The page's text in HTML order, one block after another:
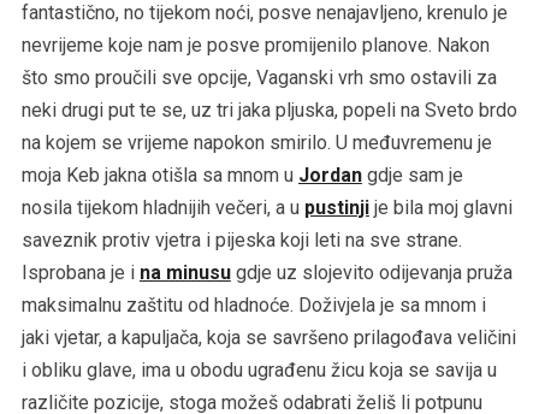
fantastično, no tijekom noći, posve nenajavljeno, krenulo je
nevrijeme koje nam je posve promijenilo planove. Nakon
što smo proučili sve opcije, Vaganski vrh smo ostavili za
neki drugi put te se, uz tri jaka pljuska, popeli na Sveto brdo
na kojem se vrijeme napokon smirilo. U međuvremenu je
moja Keb jakna otišla sa mnom u Jordangdje sam je
nosila tijekom hladnijih večeri, a u pustinjije bila moj glavni
saveznik protiv vjetra i pijeska koji leti na sve strane.
Isprobana je i na minusugdje uz slojevito odijevanja pruža
maksimalnu zaštitu od hladnoće. Doživjela je sa mnom i
jaki vjetar, a kapuljača, koja se savršeno prilagođava veličini
i obliku glave, ima u obodu ugrađenu žicu koja se savija u
različite pozicije, stoga možeš odabrati želiš li potpunu